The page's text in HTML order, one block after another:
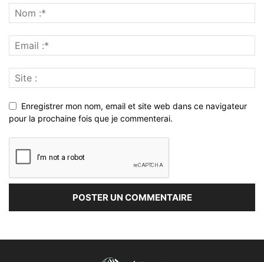
Enregistrer mon nom, email et site web dans ce navigateur
pour la prochaine fois que je commenterai.